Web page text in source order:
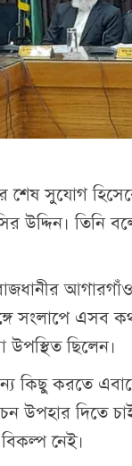
শেষ সুযোগ
উদ্দিন। তিনি
সংলাপে এসব
উপস্থিত ছিলেন।
কিছু করতে
উপহার দিতে
নেই।